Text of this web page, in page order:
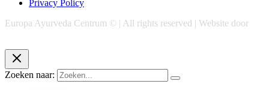
Privacy Policy
Europa Ayurveda Centrum © | All rights reserved | Website door
Zoeken naar: